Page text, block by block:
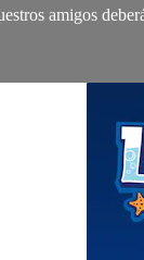
amigos